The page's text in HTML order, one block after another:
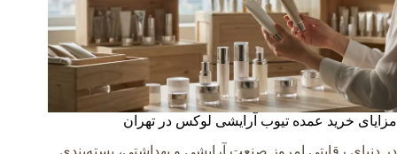
مزایای خرید عمده تیوب آرایشی لوکس در تهران
در دنیای رقابتی امروز صنعت آرایشی و بهداشتی، بسته‌بندی